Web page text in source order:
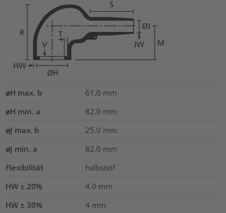
⌀H max. b 61.0 mm
⌀H min. a
82.0 mm
⌀J max. b
25.0 mm
⌀J min. a
82.0 mm
Flexibilität
halbsteif
HW ± 20%
4.0 mm
HW ± 30%
4 mm